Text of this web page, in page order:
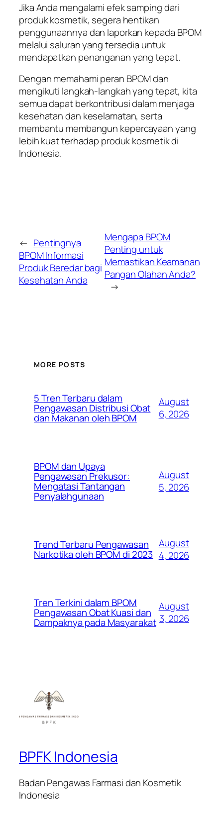
Jika Anda mengalami efek samping dari
produk kosmetik, segera hentikan
penggunaannya dan laporkan kepada BPOM
melalui saluran yang tersedia untuk
mendapatkan penanganan yang tepat.
Dengan memahami peran BPOM dan
mengikuti langkah-langkah yang tepat, kita
semua dapat berkontribusi dalam menjaga
kesehatan dan keselamatan, serta
membantu membangun kepercayaan yang
lebih kuat terhadap produk kosmetik di
Indonesia.
← Pentingnya
BPOM Informasi
Produk Beredar bagi
Kesehatan Anda
Mengapa BPOM
Penting untuk
Memastikan Keamanan
Pangan Olahan Anda?
→
MORE POSTS
5 Tren Terbaru dalam
Pengawasan Distribusi Obat
dan Makanan oleh BPOM
August
6, 2026
BPOM dan Upaya
Pengawasan Prekusor:
Mengatasi Tantangan
Penyalahgunaan
August
5, 2026
Trend Terbaru Pengawasan
Narkotika oleh BPOM di 2023
August
4, 2026
Tren Terkini dalam BPOM
Pengawasan Obat Kuasi dan
Dampaknya pada Masyarakat
August
3, 2026
BPFK Indonesia
Badan Pengawas Farmasi dan Kosmetik
Indonesia